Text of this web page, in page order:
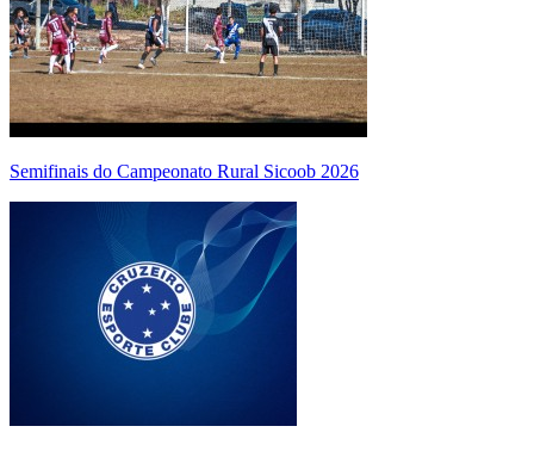
Semifinais do Campeonato Rural Sicoob 2026